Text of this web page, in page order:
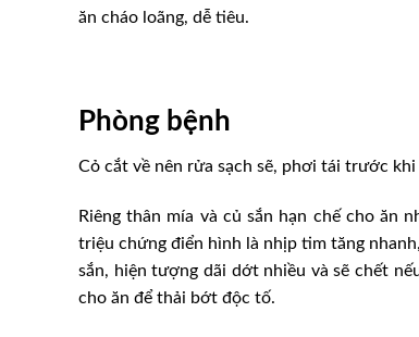
ăn cháo loãng, dễ tiêu.
Phòng bệnh
Cỏ cắt về nên rửa sạch sẽ, phơi tái trước khi
Riêng thân mía và củ sắn hạn chế cho ăn
triệu chứng điển hình là nhịp tim tăng
sắn, hiện tượng dãi dớt nhiều và sẽ chết
cho ăn để thải bớt độc tố.